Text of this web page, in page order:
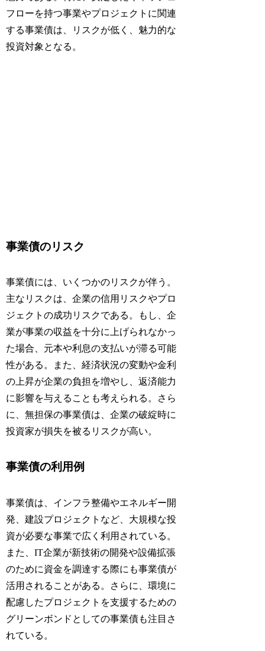
フローを持つ事業やプロジェクトに関連
する事業債は、リスクが低く、魅力的な
投資対象となる。
事業債のリスク
事業債には、いくつかのリスクが伴う。
主なリスクは、企業の信用リスクやプロ
ジェクトの成功リスクである。もし、企
業が事業の収益を十分に上げられなかっ
た場合、元本や利息の支払いが滞る可能
性がある。また、経済状況の変動や金利
の上昇が企業の負担を増やし、返済能力
に影響を与えることも考えられる。さら
に、無担保の事業債は、企業の破綻時に
投資家が損失を被るリスクが高い。
事業債の利用例
事業債は、インフラ整備やエネルギー開
発、建設プロジェクトなど、大規模な投
資が必要な事業で広く利用されている。
また、IT企業が新技術の開発や設備拡張
のために資金を調達する際にも事業債が
活用されることがある。さらに、環境に
配慮したプロジェクトを支援するための
グリーンボンドとしての事業債も注目さ
れている。